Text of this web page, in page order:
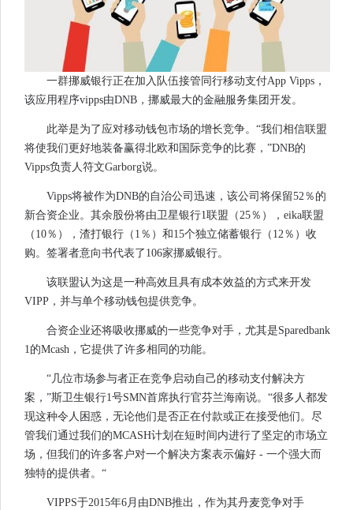
一群挪威银行正在加入队伍接管同行移动支付App Vipps，
该应用程序vipps由DNB，挪威最大的金融服务集团开发。
此举是为了应对移动钱包市场的增长竞争。“我们相信联盟
将使我们更好地装备赢得北欧和国际竞争的比赛，”DNB的
Vipps负责人符文Garborg说。
Vipps将被作为DNB的自治公司迅速，该公司将保留52％的
新合资企业。其余股份将由卫星银行1联盟（25％），eika联盟
（10％），渣打银行（1％）和15个独立储蓄银行（12％）收
购。签署者意向书代表了106家挪威银行。
该联盟认为这是一种高效且具有成本效益的方式来开发
VIPP，并与单个移动钱包提供竞争。
合资企业还将吸收挪威的一些竞争对手，尤其是Sparedbank
1的Mcash，它提供了许多相同的功能。
“几位市场参与者正在竞争启动自己的移动支付解决方
案，”斯卫生银行1号SMN首席执行官芬兰海南说。“很多人都发
现这种令人困惑，无论他们是否正在付款或正在接受他们。尽
管我们通过我们的MCASH计划在短时间内进行了坚定的市场立
场，但我们的许多客户对一个解决方案表示偏好 - 一个强大而
独特的提供者。“
VIPPS于2015年6月由DNB推出，作为其丹麦竞争对手